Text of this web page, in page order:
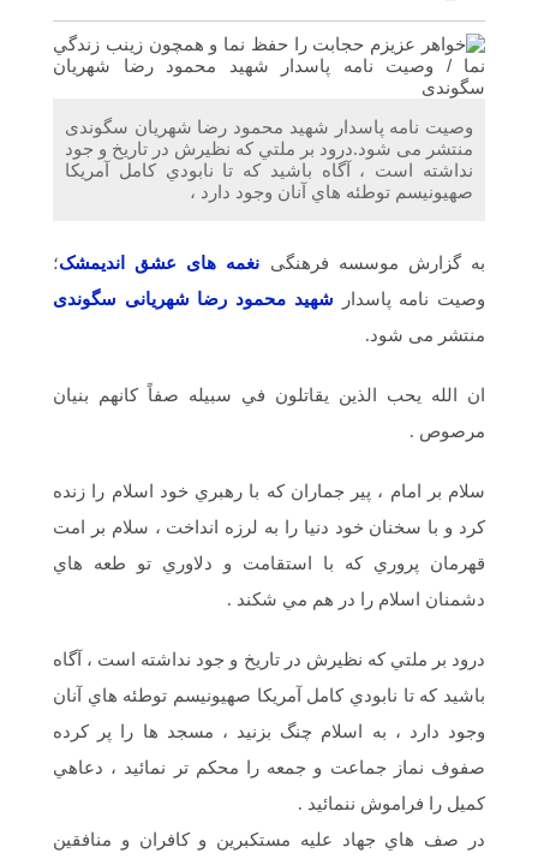
خوزستان
دیدار دبیر موسسه فرهنگی مردمی نغمه های عشق با ریاست
اداره ورزش و جوانان اندیمشک
مراسم دورهمی خانوادگی با عنوان کافه شادی مهدوی به
مراسم جشن ولادت امام زمان (عج) و جشن فجر انقلاب
اسلامی و هفته ی جوان در اندیمشک برگزار شد.
تشریح برنامه های دهه مهدویت شبکه فرهنگی مردمی نغمه
وصيت نامه پاسدار شهيد محمود رضا شهريان سگوندی
منتشر می شود.درود بر ملتي كه نظيرش در تاريخ و جود
نداشته است ، آگاه باشيد كه تا نابودي كامل آمريكا
صهيونيسم توطئه هاي آنان وجود دارد ،
به گزارش موسسه فرهنگی نغمه های عشق اندیمشک؛
وصيت نامه پاسدار
شهيد محمود رضا شهريانی سگوندی
منتشر می شود.
ان الله يحب الذين يقاتلون في سبيله صفاً كانهم بنيان
مرصوص .
سلام بر امام ، پير جماران كه با رهبري خود اسلام را زنده
كرد و با سخنان خود دنيا را به لرزه انداخت ، سلام بر امت
قهرمان پروري كه با استقامت و دلاوري تو طعه هاي
دشمنان اسلام را در هم مي شكند .
درود بر ملتي كه نظيرش در تاريخ و جود نداشته است ، آگاه
باشيد كه تا نابودي كامل آمريكا صهيونيسم توطئه هاي آنان
وجود دارد ، به اسلام چنگ بزنيد ، مسجد ها را پر كرده
صفوف نماز جماعت و جمعه را محكم تر نمائيد ، دعاهي
كميل را فراموش ننمائيد .
در صف هاي جهاد عليه مستكبرين و كافران و منافقين